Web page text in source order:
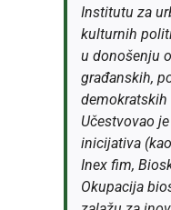
Institutu za
kulturnih
u donošenju
građanskih,
demokratskih
Učestvovao
inicijativa
Inex fim,
Okupacija